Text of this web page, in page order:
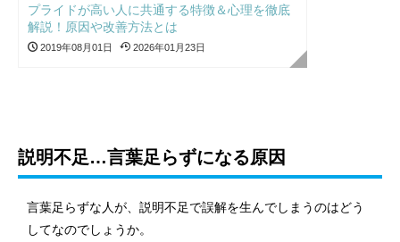
プライドが高い人に共通する特徴＆心理を徹底
解説！原因や改善方法とは
2019年08月01日 2026年01月23日
説明不足…言葉足らずになる原因
言葉足らずな人が、説明不足で誤解を生んでしまうのはどう
してなのでしょうか。